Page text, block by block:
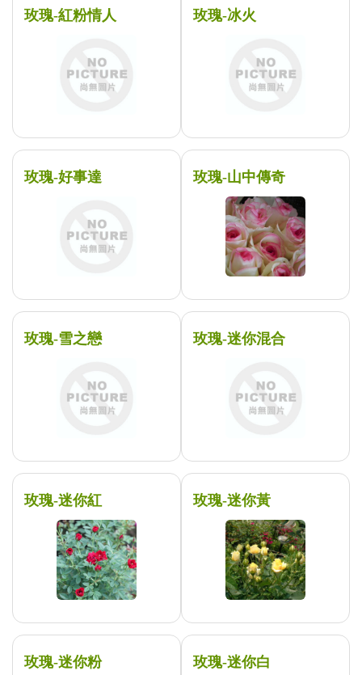
玫瑰-紅粉情人 玫瑰-冰火
玫瑰-好事達 玫瑰-山中傳奇
玫瑰-雪之戀 玫瑰-迷你混合
玫瑰-迷你紅 玫瑰-迷你黃
玫瑰-迷你粉 玫瑰-迷你白